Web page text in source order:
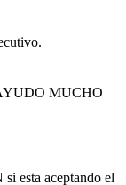
MUCHO
esta aceptando el